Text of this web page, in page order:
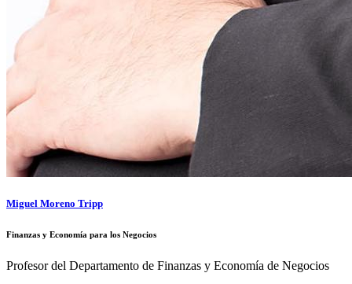
Miguel Moreno Tripp
Finanzas y Economía para los Negocios
Profesor del Departamento de Finanzas y Economía de Negocios